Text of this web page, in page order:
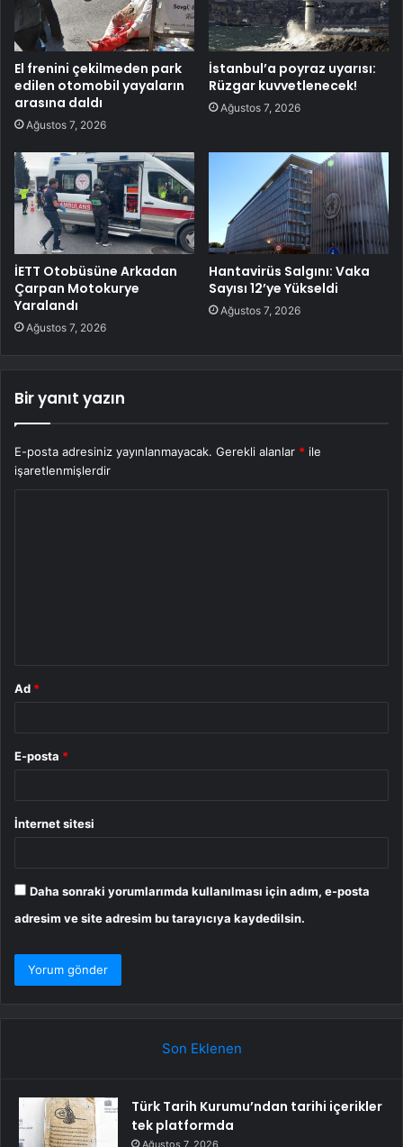
El frenini çekilmeden park
edilen otomobil yayaların
arasına daldı
Ağustos 7, 2026
İstanbul’a poyraz uyarısı:
Rüzgar kuvvetlenecek!
Ağustos 7, 2026
İETT Otobüsüne Arkadan
Çarpan Motokurye
Yaralandı
Ağustos 7, 2026
Hantavirüs Salgını: Vaka
Sayısı 12’ye Yükseldi
Ağustos 7, 2026
Bir yanıt yazın
E-posta adresiniz yayınlanmayacak. Gerekli alanlar * ile
işaretlenmişlerdir
Ad *
E-posta *
İnternet sitesi
Daha sonraki yorumlarımda kullanılması için adım, e-posta
adresim ve site adresim bu tarayıcıya kaydedilsin.
Son Eklenen
Türk Tarih Kurumu’ndan tarihi içerikler
tek platformda
Ağustos 7, 2026